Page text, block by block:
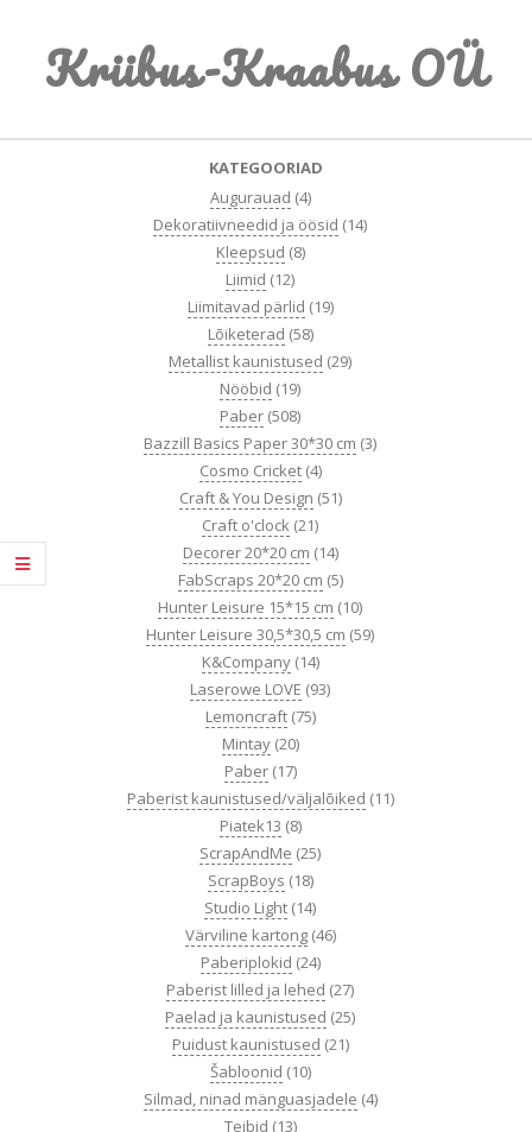
contentKriibus-Kraabus OÜ
KATEGOORIAD
Augurauad (4)
Dekoratiivneedid ja öösid (14)
Kleepsud (8)
Liimid (12)
Liimitavad pärlid (19)
Lõiketerad (58)
Metallist kaunistused (29)
Nööbid (19)
Paber (508)
Bazzill Basics Paper 30*30 cm (3)
Cosmo Cricket (4)
Craft & You Design (51)
Craft o'clock (21)
Decorer 20*20 cm (14)
FabScraps 20*20 cm (5)
Hunter Leisure 15*15 cm (10)
Hunter Leisure 30,5*30,5 cm (59)
K&Company (14)
Laserowe LOVE (93)
Lemoncraft (75)
Mintay (20)
Paber (17)
Paberist kaunistused/väljalõiked (11)
Piatek13 (8)
ScrapAndMe (25)
ScrapBoys (18)
Studio Light (14)
Värviline kartong (46)
Paberiplokid (24)
Paberist lilled ja lehed (27)
Paelad ja kaunistused (25)
Puidust kaunistused (21)
Šabloonid (10)
Silmad, ninad mänguasjadele (4)
Teibid (13)